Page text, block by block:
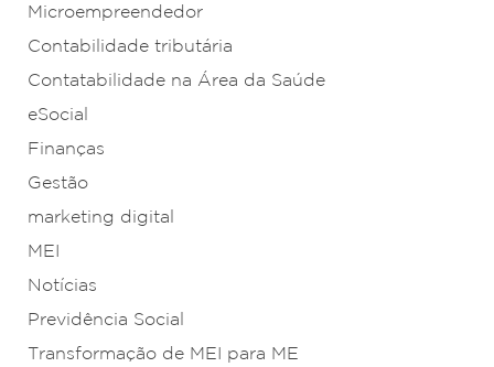
Microempreendedor
Contabilidade tributária
Contatabilidade na Área da Saúde
eSocial
Finanças
Gestão
marketing digital
MEI
Notícias
Previdência Social
Transformação de MEI para ME